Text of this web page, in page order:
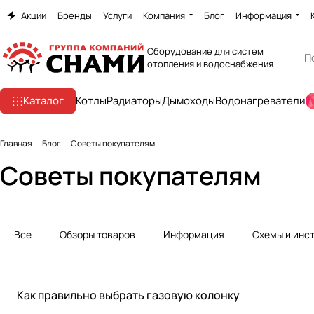
Акции Бренды Услуги Компания Блог Информация
Оборудование для систем
отопления и водоснабжения
Каталог КотлыРадиаторыДымоходыВодонагреватели
Главная Блог Советы покупателям
Советы покупателям
Все Обзоры товаров Информация Схемы и
Советы покупателям
Как правильно выбрать газовую колонку